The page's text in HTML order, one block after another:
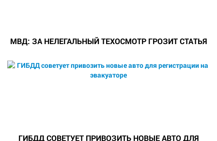
МВД: ЗА НЕЛЕГАЛЬНЫЙ ТЕХОСМОТР ГРОЗИТ СТАТЬЯ
ГИБДД СОВЕТУЕТ ПРИВОЗИТЬ НОВЫЕ АВТО ДЛЯ